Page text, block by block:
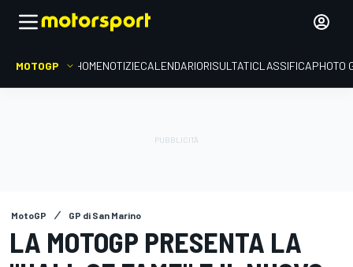
MOTOGP HOMENOTIZIECALENDARIORISULTATICLASSIFICAPHOTO
MotoGP GP di San Marino
LA MOTOGP PRESENTA LA